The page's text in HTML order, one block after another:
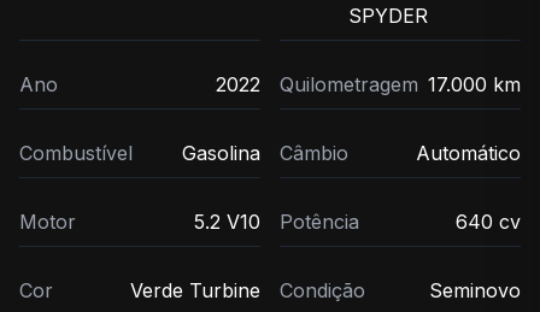
SPYDER
Ano 2022 Quilometragem 17.000 km
Combustível Gasolina Câmbio Automático
Motor 5.2 V10 Potência 640 cv
Cor Verde Turbine Condição Seminovo